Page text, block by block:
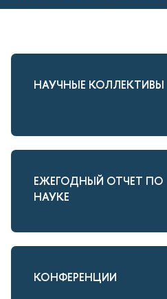
НАУЧНЫЕ КОЛЛЕКТИВЫ
ЕЖЕГОДНЫЙ ОТЧЕТ ПО
НАУКЕ
КОНФЕРЕНЦИИ